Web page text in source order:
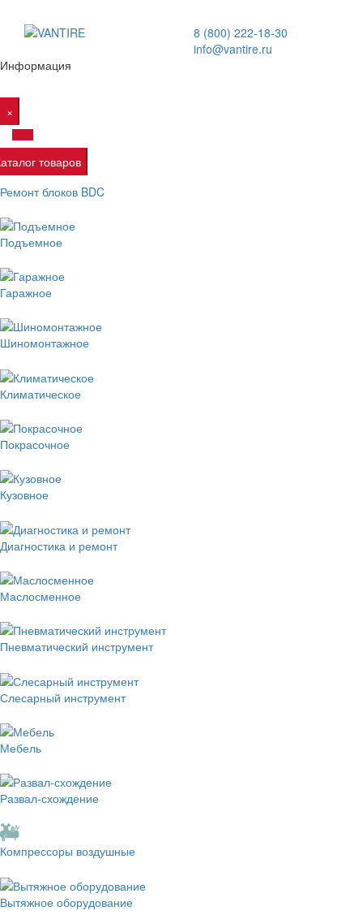
8 (800) 222-18-30
info@vantire.ru
Информация
×
товаров
Ремонт блоков BDC
Подъемное
Гаражное
Шиномонтажное
Климатическое
Покрасочное
Кузовное
Диагностика и ремонт
Маслосменное
Пневматический инструмент
Слесарный инструмент
Мебель
Развал-схождение
Компрессоры воздушные
Вытяжное оборудование